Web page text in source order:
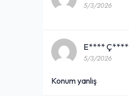
5/3/2026
E**** Ç****
5/3/2026
Konum yanlış